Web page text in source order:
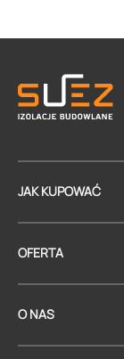
JAK KUPOWAĆ
OFERTA
O NAS